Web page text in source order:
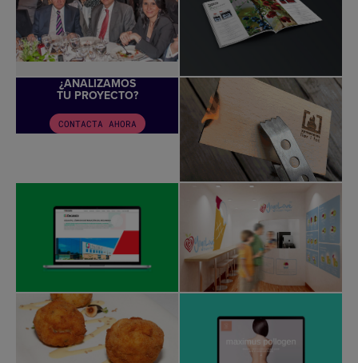
¿ANALIZAMOS
TU PROYECTO?
CONTACTA AHORA